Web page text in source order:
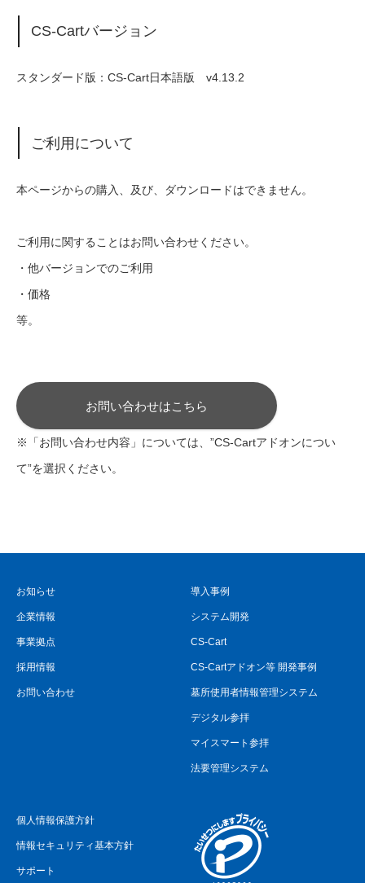
CS-Cartバージョン
スタンダード版：CS-Cart日本語版 v4.13.2
ご利用について
本ページからの購入、及び、ダウンロードはできません。
ご利用に関することはお問い合わせください。
・他バージョンでのご利用
・価格
等。
お問い合わせはこちら
※「お問い合わせ内容」については、”CS-Cartアドオンについ
て”を選択ください。
お知らせ
企業情報
事業拠点
採用情報
お問い合わせ
導入事例
システム開発
CS-Cart
CS-Cartアドオン等 開発事例
墓所使用者情報管理システム
デジタル参拝
マイスマート参拝
法要管理システム
個人情報保護方針
情報セキュリティ基本方針
サポート